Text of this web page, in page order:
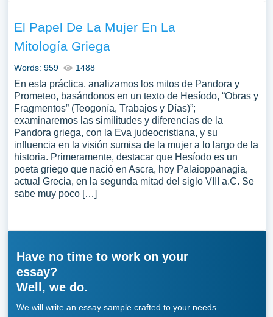
El Papel De La Mujer En La
Mitología Griega
Words: 959 1488
En esta práctica, analizamos los mitos de Pandora y
Prometeo, basándonos en un texto de Hesíodo, “Obras y
Fragmentos” (Teogonía, Trabajos y Días)”;
examinaremos las similitudes y diferencias de la
Pandora griega, con la Eva judeocristiana, y su
influencia en la visión sumisa de la mujer a lo largo de la
historia. Primeramente, destacar que Hesíodo es un
poeta griego que nació en Ascra, hoy Palaioppanagia,
actual Grecia, en la segunda mitad del siglo VIII a.C. Se
sabe muy poco […]
Have no time to work on your
essay?
Well, we do.
We will write an essay sample crafted to your needs.